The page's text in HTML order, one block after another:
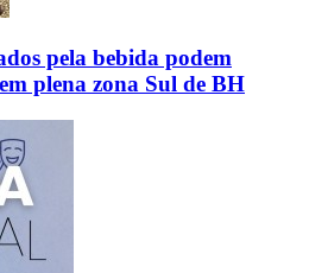
pela bebida podem
plena zona Sul de BH